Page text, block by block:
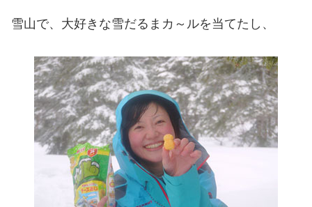
雪山で、大好きな雪だるまカ～ルを当てたし、